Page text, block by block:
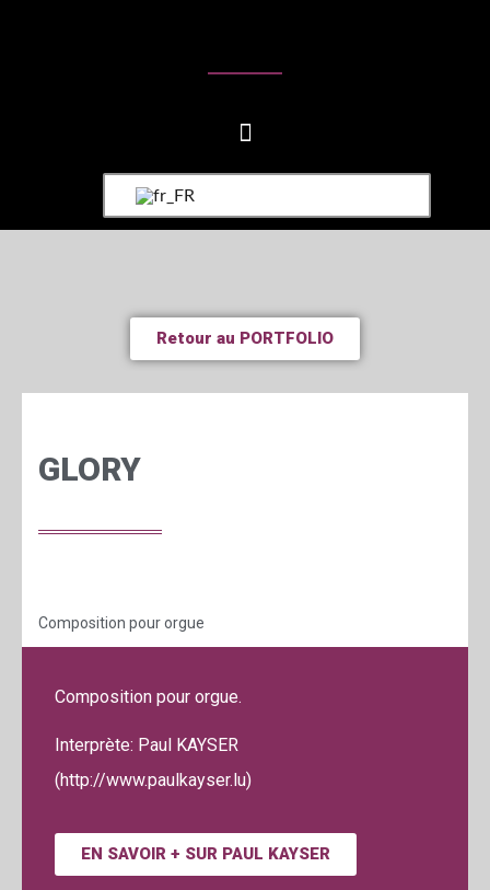
Retour au PORTFOLIO
GLORY
Composition pour orgue
Composition pour orgue.
Interprète: Paul KAYSER
(http://www.paulkayser.lu)
EN SAVOIR + SUR PAUL KAYSER